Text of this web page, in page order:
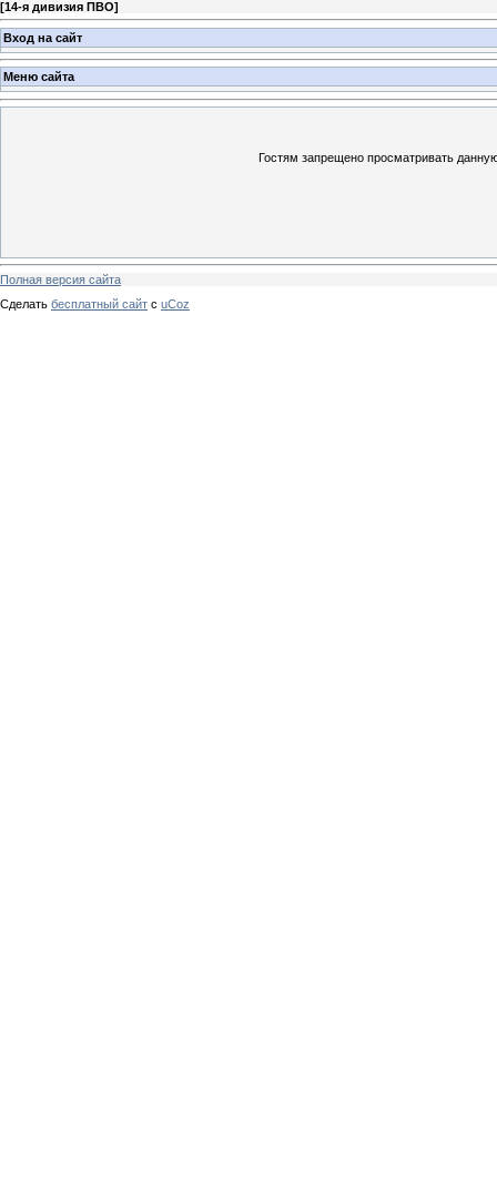
[14-я дивизия ПВО]
Вход на сайт
Меню сайта
Гостям запрещено просматривать
Полная версия сайта
Сделать бесплатный сайт с uCoz